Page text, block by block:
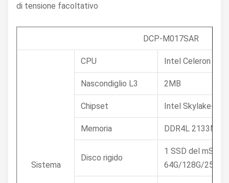
di tensione facoltativo
DCP-M017SAR
Sistema
CPU Intel Celeron
Nascondiglio L3 2MB
Chipset Intel Skylake-U
Memoria DDR4L 2133MHz
Disco rigido
1 SSD del
64G/128G/